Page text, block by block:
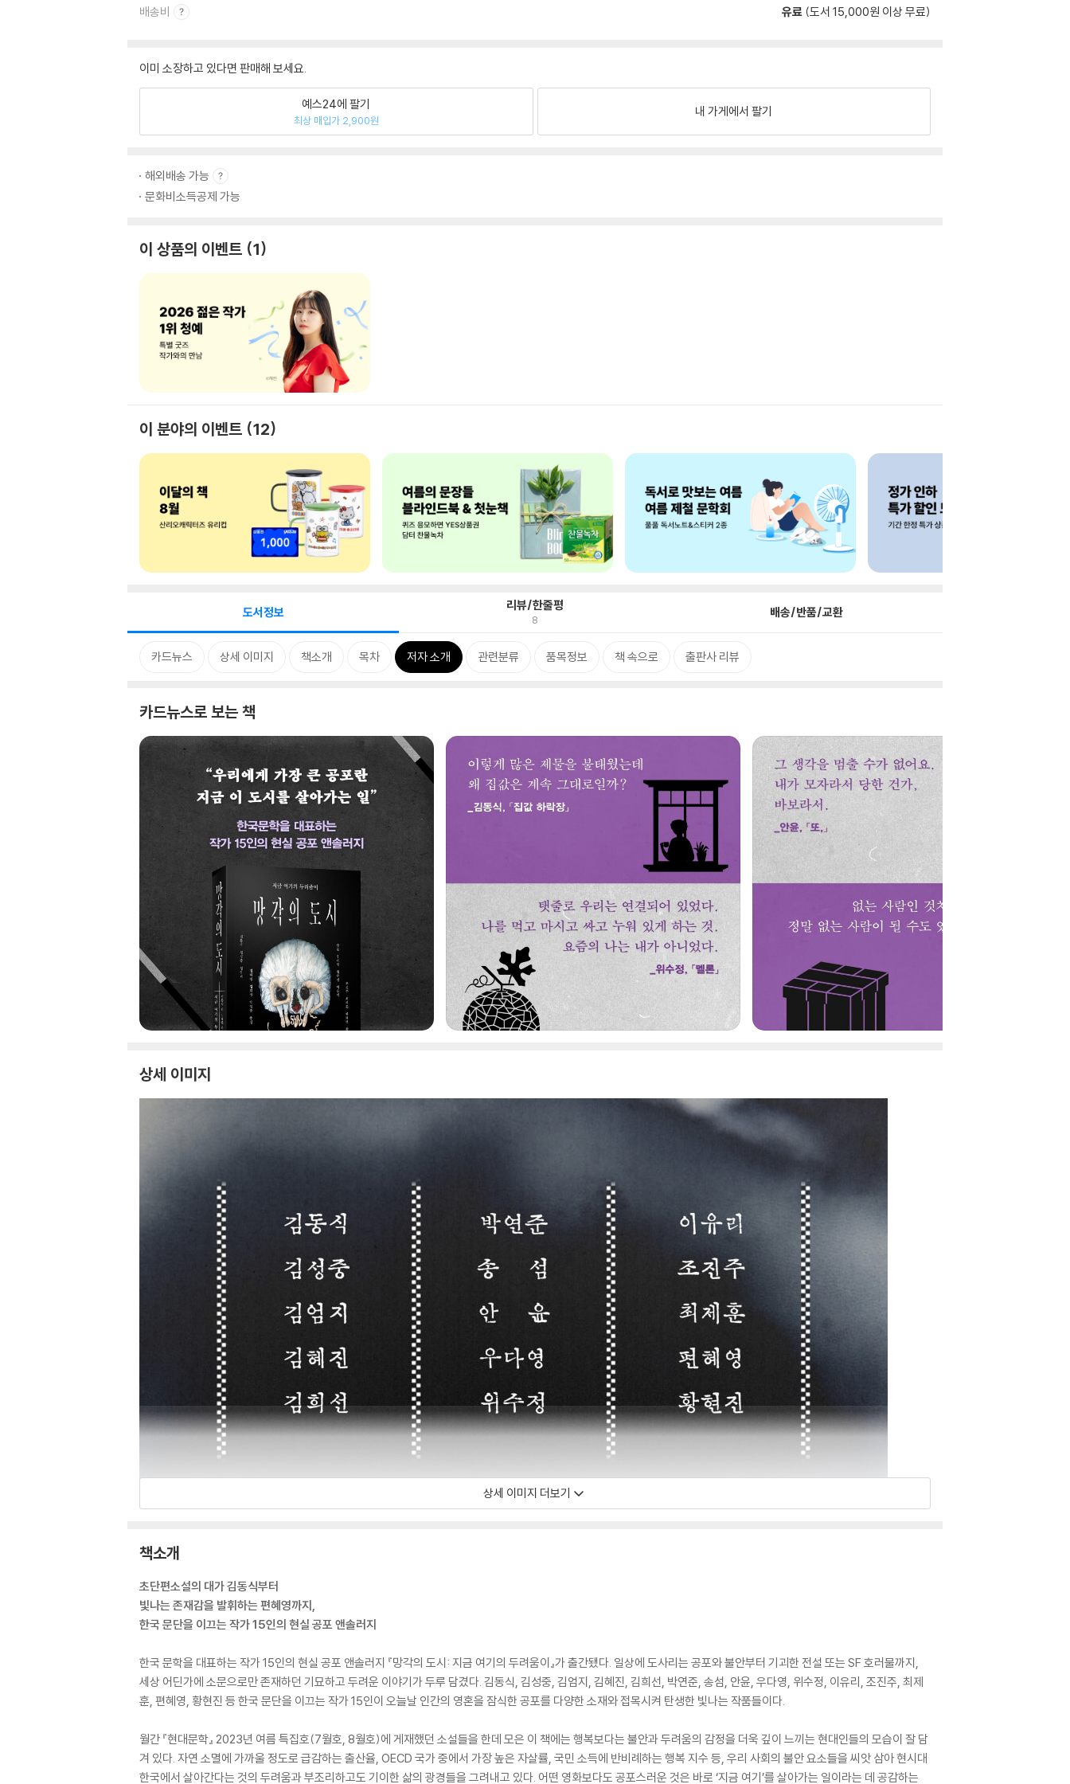
배송비 유료 (도서 15,000원 이상 무료)
이미 소장하고 있다면 판매해 보세요.
예스24에 팔기
최상 매입가 2,900원
내 가게에서 팔기
해외배송 가능
문화비소득공제 가능
이 상품의 이벤트 1
이 분야의 이벤트 12
도서정보 리뷰/한줄평
8 배송/반품/교환
카드뉴스 상세 이미지 책소개 목차 저자 소개 관련분류 품목정보 책 속으로 출판사 리뷰
카드뉴스로 보는 책
상세 이미지
상세 이미지 더보기
책소개
초단편소설의 대가 김동식부터
빛나는 존재감을 발휘하는 편혜영까지,
한국 문단을 이끄는 작가 15인의 현실 공포 앤솔러지
한국 문학을 대표하는 작가 15인의 현실 공포 앤솔러지 『망각의 도시: 지금 여기의 두려움이』가 출간됐다. 일상에 도사리는 공포와 불안부터 기괴한 전설 또는 SF 호러물까지,
세상 어딘가에 소문으로만 존재하던 기묘하고 두려운 이야기가 두루 담겼다. 김동식, 김성중, 김엄지, 김혜진, 김희선, 박연준, 송섬, 안윤, 우다영, 위수정, 이유리, 조진주, 최제
훈, 편혜영, 황현진 등 한국 문단을 이끄는 작가 15인이 오늘날 인간의 영혼을 잠식한 공포를 다양한 소재와 접목시켜 탄생한 빛나는 작품들이다.
월간 『현대문학』 2023년 여름 특집호(7월호, 8월호)에 게재했던 소설들을 한데 모은 이 책에는 행복보다는 불안과 두려움의 감정을 더욱 깊이 느끼는 현대인들의 모습이 잘 담
겨 있다. 자연 소멸에 가까울 정도로 급감하는 출산율, OECD 국가 중에서 가장 높은 자살률, 국민 소득에 반비례하는 행복 지수 등, 우리 사회의 불안 요소들을 씨앗 삼아 현시대
한국에서 살아간다는 것의 두려움과 부조리하고도 기이한 삶의 광경들을 그려내고 있다. 어떤 영화보다도 공포스러운 것은 바로 ‘지금 여기’를 살아가는 일이라는 데 공감하는